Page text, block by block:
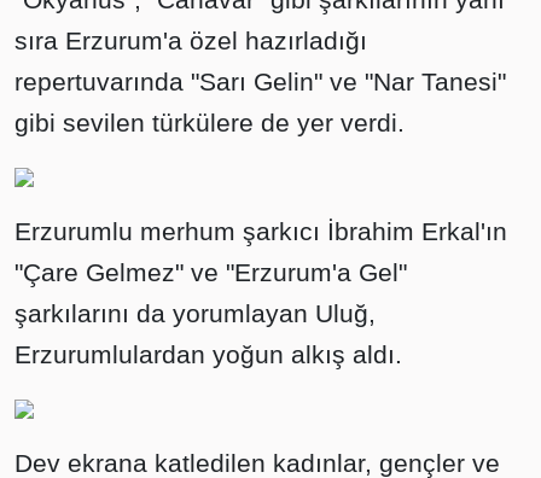
sıra Erzurum'a özel hazırladığı
repertuvarında "Sarı Gelin" ve "Nar Tanesi"
gibi sevilen türkülere de yer verdi.
Erzurumlu merhum şarkıcı İbrahim Erkal'ın
"Çare Gelmez" ve "Erzurum'a Gel"
şarkılarını da yorumlayan Uluğ,
Erzurumlulardan yoğun alkış aldı.
Dev ekrana katledilen kadınlar, gençler ve